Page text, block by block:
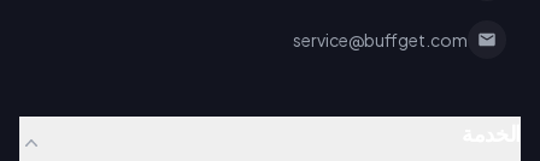
service@buffget.com